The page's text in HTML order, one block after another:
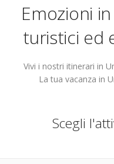
Emozioni
turistici ed
Vivi i nostri itinerari in
La tua vacanza in
Scegli